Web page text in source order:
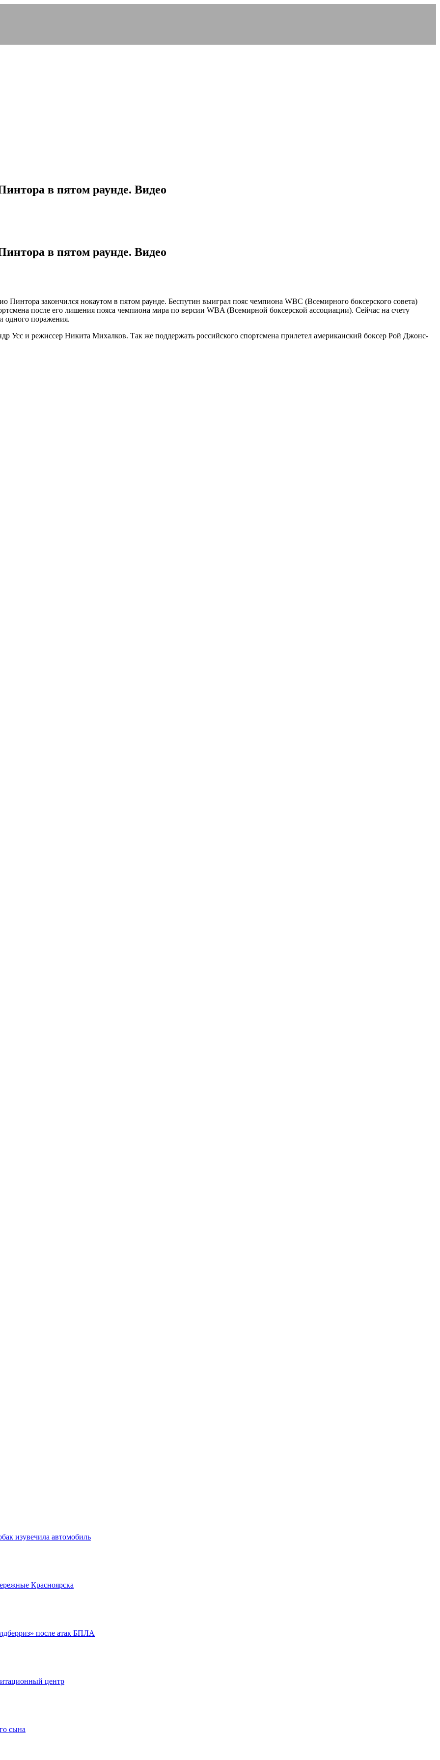
в пятом раунде. Видео
в пятом раунде. Видео
закончился нокаутом в пятом раунде. Беспутин выиграл пояс чемпиона WBC (Всемирного боксерского совета)
после его лишения пояса чемпиона мира по версии WBA (Всемирной боксерской ассоциации). Сейчас на счету
одного поражения.
Усс и режиссер Никита Михалков. Так же поддержать российского спортсмена прилетел американский боксер Рой Джонс-
изувечила автомобиль
Красноярска
после атак БПЛА
центр
сына